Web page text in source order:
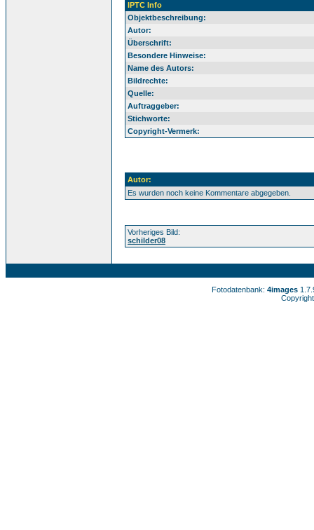
IPTC Info
Objektbeschreibung:
Autor:
Überschrift:
Besondere Hinweise:
Name des Autors:
Bildrechte:
Quelle:
Auftraggeber:
Stichworte:
Copyright-Vermerk:
Autor:
Es wurden noch keine Kommentare abgegeben.
Vorheriges Bild:
schilder08
Fotodatenbank: 4images